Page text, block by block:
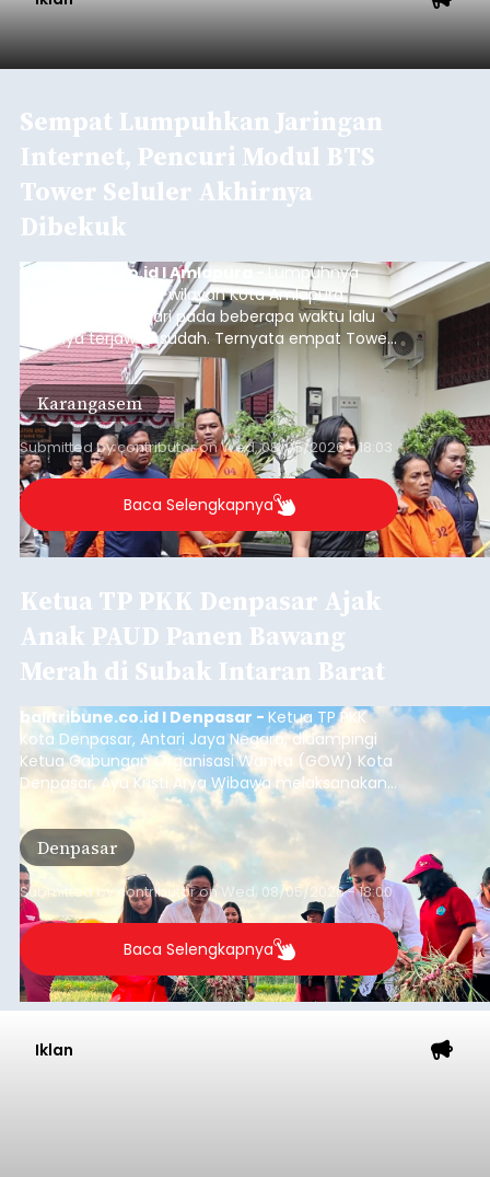
Sempat Lumpuhkan Jaringan
Internet, Pencuri Modul BTS
Tower Seluler Akhirnya
Dibekuk
balitribune.co.id I Amlapura - Lumpuhnya
jaringan internet di wilayah Kota Amlapura
selama berhari-hari pada beberapa waktu lalu
akhirnya terjawab sudah. Ternyata empat Tower
BTS Seluler yang berada di lokasi berbeda di
wilayah Karangasem telah dibobol maling,
dimana bagian modul penguat signal yang
berada di Tower BTS Seluler itu hilang dicuri.
Karangasem
Submitted bycontributoronWed, 08/05/2026 - 18:03
Baca Selengkapnya
Ketua TP PKK Denpasar Ajak
Anak PAUD Panen Bawang
Merah di Subak Intaran Barat
balitribune.co.id I Denpasar - Ketua TP PKK
Kota Denpasar, Antari Jaya Negara, didampingi
Ketua Gabungan Organisasi Wanita (GOW) Kota
Denpasar, Ayu Kristi Arya Wibawa melaksanakan
panen bawang merah dan jagung manis
bersama anak-anak Pendidikan Anak Usia Dini
(PAUD) di Subak Intaran Barat, Rabu (5/8/2026).
Denpasar
Submitted by contributoron Wed, 08/05/2026 - 18:00
Baca Selengkapnya
Iklan